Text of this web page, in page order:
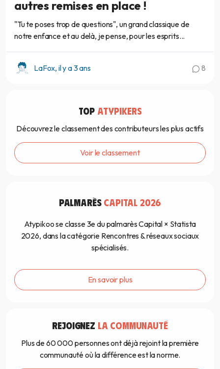
autres remises en place !
"Tu te poses trop de questions", un grand classique de
notre enfance et au delà, je pense, pour les esprits...
LaFox, il y a 3 ans 8
TOP ATYPIKERS
Découvrez le classement des contributeurs les plus actifs
Voir le classement
PALMARÈS CAPITAL 2026
Atypikoo se classe 3e du palmarès Capital × Statista
2026, dans la catégorie Rencontres & réseaux sociaux
spécialisés.
En savoir plus
REJOIGNEZ LA COMMUNAUTÉ
Plus de 60 000 personnes ont déjà rejoint la première
communauté où la différence est la norme.